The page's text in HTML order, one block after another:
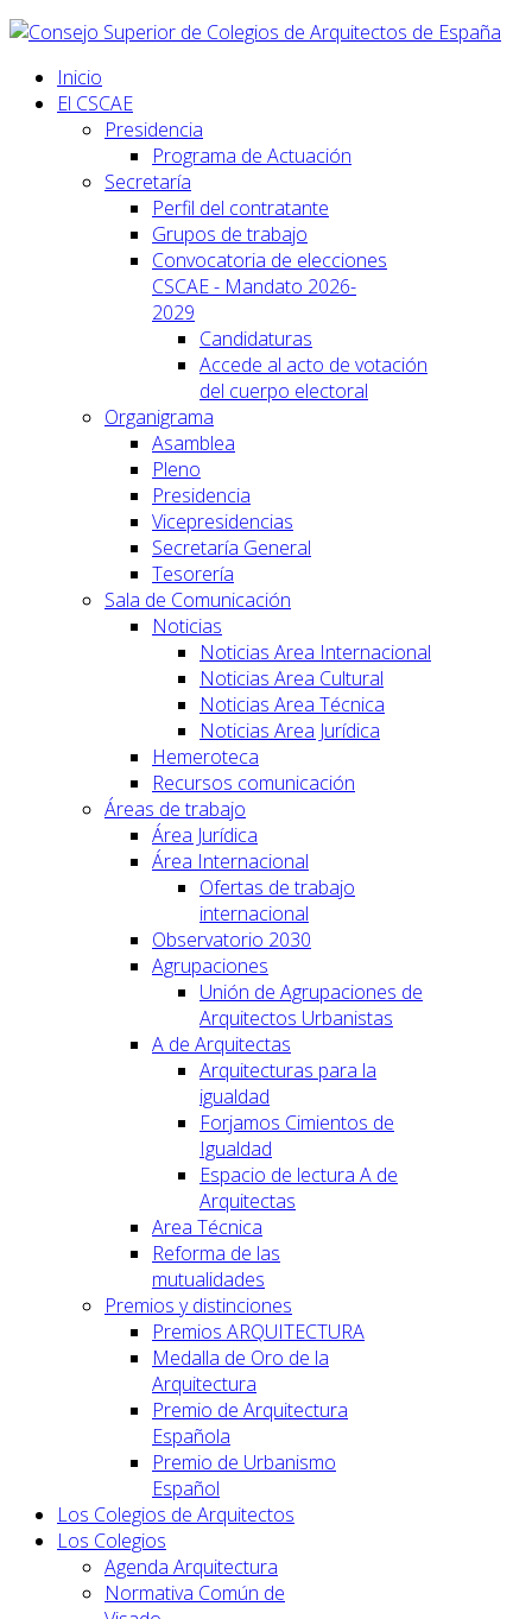
Inicio
El CSCAE
Presidencia
Programa de Actuación
Secretaría
Perfil del contratante
Grupos de trabajo
Convocatoria de elecciones
CSCAE - Mandato 2026-
2029
Candidaturas
Accede al acto de votación
del cuerpo electoral
Organigrama
Asamblea
Pleno
Presidencia
Vicepresidencias
Secretaría General
Tesorería
Sala de Comunicación
Noticias
Noticias Area Internacional
Noticias Area Cultural
Noticias Area Técnica
Noticias Area Jurídica
Hemeroteca
Recursos comunicación
Áreas de trabajo
Área Jurídica
Área Internacional
Ofertas de trabajo
internacional
Observatorio 2030
Agrupaciones
Unión de Agrupaciones de
Arquitectos Urbanistas
A de Arquitectas
Arquitecturas para la
igualdad
Forjamos Cimientos de
Igualdad
Espacio de lectura A de
Arquitectas
Area Técnica
Reforma de las
mutualidades
Premios y distinciones
Premios ARQUITECTURA
Medalla de Oro de la
Arquitectura
Premio de Arquitectura
Española
Premio de Urbanismo
Español
Los Colegios de Arquitectos
Los Colegios
Agenda Arquitectura
Normativa Común de